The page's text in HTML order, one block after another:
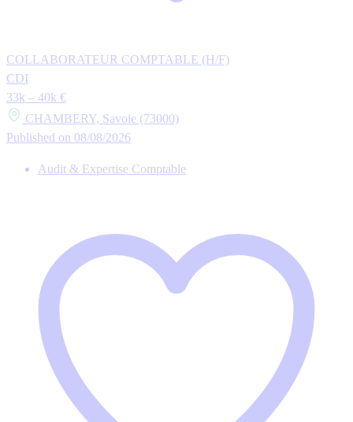
COLLABORATEUR COMPTABLE (H/F)
CDI
33k – 40k €
CHAMBERY, Savoie (73000)
Published on 08/08/2026
Audit & Expertise Comptable